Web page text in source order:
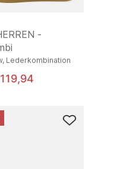
-
Lederkombination